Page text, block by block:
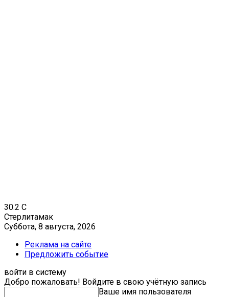
30.2 C
Стерлитамак
Суббота, 8 августа, 2026
Реклама на сайте
Предложить событие
войти в систему
Добро пожаловать! Войдите в свою учётную запись
Ваше имя пользователя